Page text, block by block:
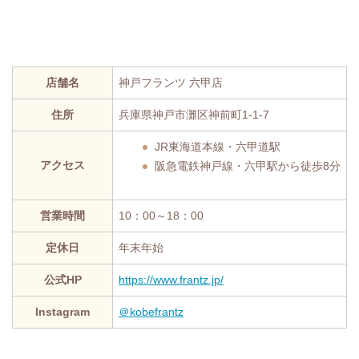
店舗名 神戸フランツ 六甲店
住所 兵庫県神戸市灘区神前町1-1-7
アクセス
JR東海道本線・六甲道駅
阪急電鉄神戸線・六甲駅から徒歩8分
営業時間 10：00～18：00
定休日 年末年始
公式HP https://www.frantz.jp/
Instagram ＠kobefrantz